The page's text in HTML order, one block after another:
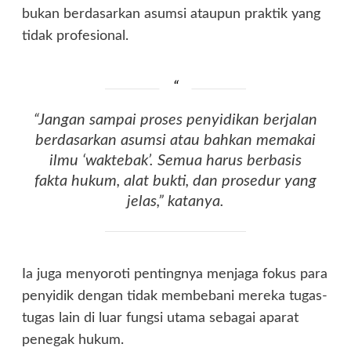
bukan berdasarkan asumsi ataupun praktik yang
tidak profesional.
“Jangan sampai proses penyidikan berjalan
berdasarkan asumsi atau bahkan memakai
ilmu ‘waktebak’. Semua harus berbasis
fakta hukum, alat bukti, dan prosedur yang
jelas,” katanya.
Ia juga menyoroti pentingnya menjaga fokus para
penyidik dengan tidak membebani mereka tugas-
tugas lain di luar fungsi utama sebagai aparat
penegak hukum.